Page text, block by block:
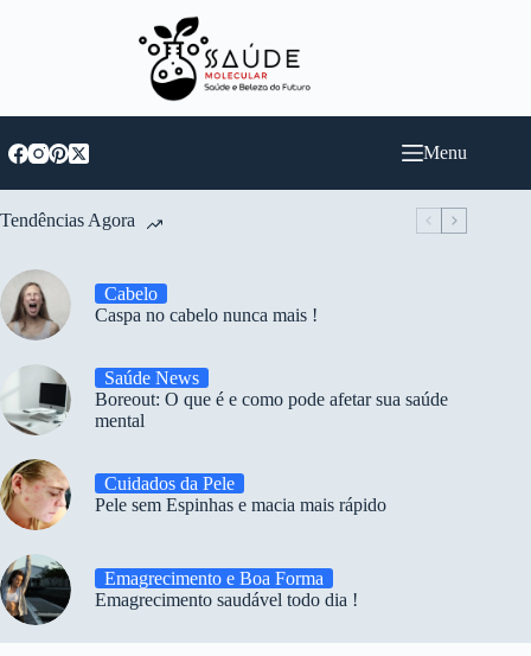
Menu
Tendências Agora
Cabelo
Caspa no cabelo nunca mais !
Saúde News
Boreout: O que é e como pode afetar sua saúde
mental
Cuidados da Pele
Pele sem Espinhas e macia mais rápido
Emagrecimento e Boa Forma
Emagrecimento saudável todo dia !